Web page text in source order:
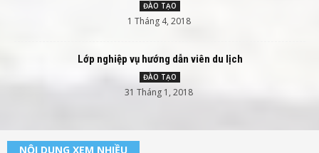
ĐÀO TẠO
1 Tháng 4, 2018
Lớp nghiệp vụ hướng dẫn viên du lịch
ĐÀO TẠO
31 Tháng 1, 2018
NỘI DUNG XEM NHIỀU